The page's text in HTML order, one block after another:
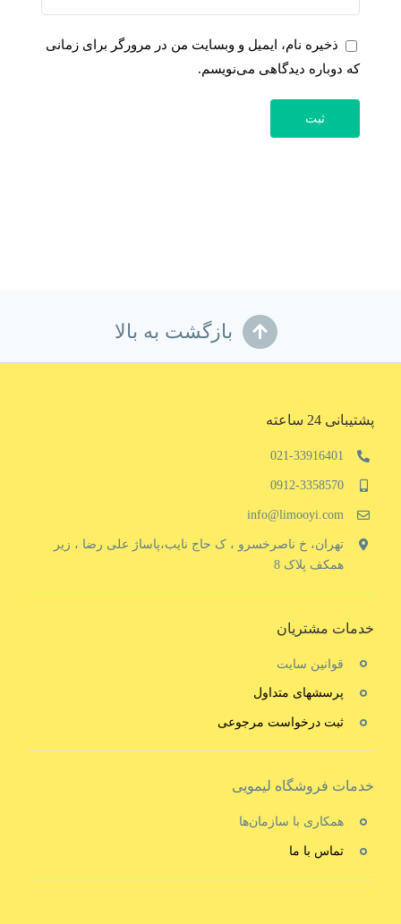
ذخیره نام، ایمیل و وبسایت من در مرورگر برای زمانی
که دوباره دیدگاهی می‌نویسم.
بازگشت به بالا
پشتیبانی 24 ساعته
021-33916401
0912-3358570
info@limooyi.com
تهران، خ ناصرخسرو ، ک حاج نایب،پاساژ علی رضا ، زیر
همکف پلاک 8
خدمات مشتریان
قوانین سایت
پرسشهای متداول
ثبت درخواست مرجوعی
خدمات فروشگاه لیمویی
همکاری با سازمان‌ها
تماس با ما